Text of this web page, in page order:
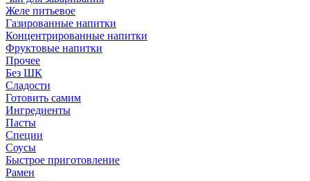
Желе питьевое
Газированные напитки
Концентрированные напитки
Фруктовые напитки
Прочее
Без ШК
Сладости
Готовить самим
Ингредиенты
Пасты
Специи
Соусы
Быстрое приготовление
Рамен